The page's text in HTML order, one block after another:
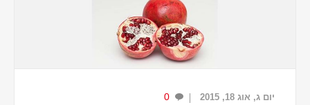
יום ג, אוג 18, 2015 0